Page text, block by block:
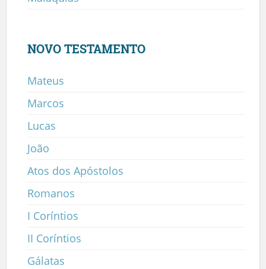
NOVO TESTAMENTO
Mateus
Marcos
Lucas
João
Atos dos Apóstolos
Romanos
I Coríntios
II Coríntios
Gálatas